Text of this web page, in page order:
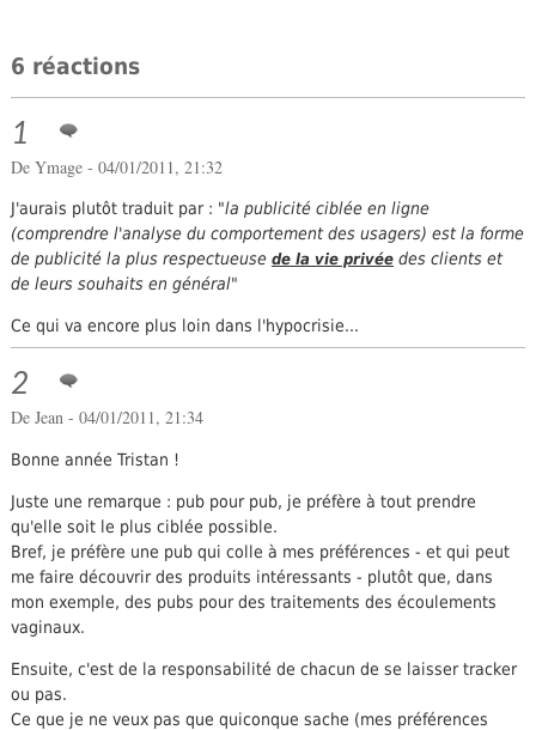
6 réactions
1
De Ymage - 04/01/2011, 21:32
J'aurais plutôt traduit par : "la publicité ciblée en ligne
(comprendre l'analyse du comportement des usagers) est la forme
de publicité la plus respectueuse de la vie privéedes clients et
de leurs souhaits en général"
Ce qui va encore plus loin dans l'hypocrisie...
2
De Jean- 04/01/2011, 21:34
Bonne année Tristan !
Juste une remarque : pub pour pub, je préfère à tout prendre
qu'elle soit le plus ciblée possible.
Bref, je préfère une pub qui colle à mes préférences - et qui peut
me faire découvrir des produits intéressants - plutôt que, dans
mon exemple, des pubs pour des traitements des écoulements
vaginaux.
Ensuite, c'est de la responsabilité de chacun de se laisser tracker
ou pas.
Ce que je ne veux pas que quiconque sache (mes préférences